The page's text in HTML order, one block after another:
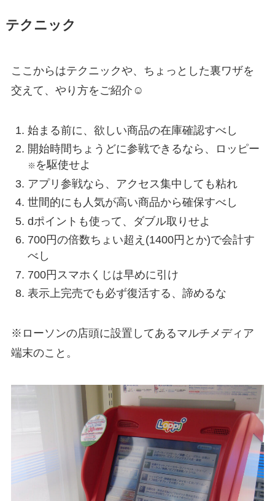
テクニック
ここからはテクニックや、ちょっとした裏ワザを
交えて、やり方をご紹介☺︎
始まる前に、欲しい商品の在庫確認すべし
開始時間ちょうどに参戦できるなら、
ロッピー
※ を駆使せよ
アプリ参戦なら、アクセス集中しても粘れ
世間的にも 人気が高い商品から確保すべし
dポイントも使って、
ダブル取り せよ
700円の倍数ちょい超え (1400円とか)で会計す
べし
700円スマホ くじは早めに引け
表示上完売でも 必ず復活する 、諦めるな
※ローソンの店頭に設置してあるマルチメディア
端末のこと。